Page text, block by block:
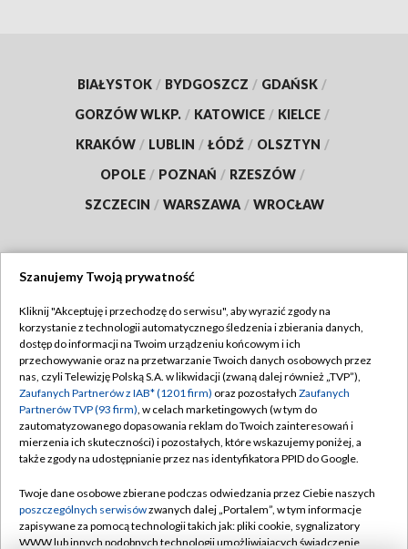
BIAŁYSTOK / BYDGOSZCZ / GDAŃSK /
GORZÓW WLKP. / KATOWICE / KIELCE /
KRAKÓW / LUBLIN / ŁÓDŹ / OLSZTYN /
OPOLE / POZNAŃ / RZESZÓW /
SZCZECIN / WARSZAWA / WROCŁAW
TVP
Abonament TVP
Emisja w TVP
Centrum informacji TVP
Naziemna Telewizja Cyfrowa
Rada Programowa
System NOS
Regulamin TVP
Polityka prywatności
Moje zgody
Pomoc
Kontakt
Szanujemy Twoją prywatność
Kliknij "Akceptuję i przechodzę do serwisu", aby wyrazić zgody na
korzystanie z technologii automatycznego śledzenia i zbierania danych,
dostęp do informacji na Twoim urządzeniu końcowym i ich
przechowywanie oraz na przetwarzanie Twoich danych osobowych przez
nas, czyli Telewizję Polską S.A. w likwidacji (zwaną dalej również „TVP”),
Zaufanych Partnerów z IAB* (1201 firm) oraz pozostałych Zaufanych
Partnerów TVP (93 firm), w celach marketingowych (w tym do
zautomatyzowanego dopasowania reklam do Twoich zainteresowań i
mierzenia ich skuteczności) i pozostałych, które wskazujemy poniżej, a
także zgody na udostępnianie przez nas identyfikatora PPID do Google.
Twoje dane osobowe zbierane podczas odwiedzania przez Ciebie naszych
poszczególnych serwisówzwanych dalej „Portalem”, w tym informacje
zapisywane za pomocą technologii takich jak: pliki cookie, sygnalizatory
WWW lub innych podobnych technologii umożliwiających świadczenie